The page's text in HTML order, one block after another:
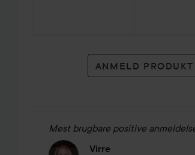
ANMELD PRODUKT
Mest brugbare positive
Virre